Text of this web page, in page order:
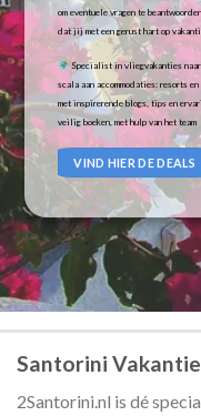
om eventuele vragen te
dat jij met een gerust hart op
Specialist in vliegvakanties
scala aan accommodaties: resorts
met inspirerende blogs, tips en
veilig boeken, met hulp van het team
VIND HIER DE DEALS
Santorini
2Santorini.nl is dé